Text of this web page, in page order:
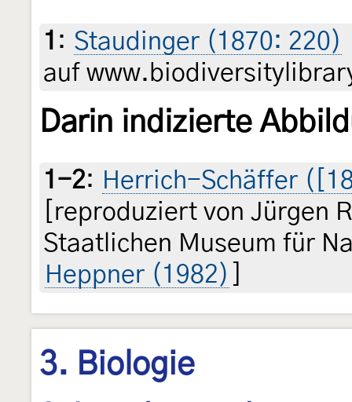
1 : Staudinger (1870: 220)
auf
Darin indizierte
1-2: Herrich-Schäffer
[reproduziert von Jürgen
Staatlichen Museum für
Heppner (1982)
3. Biologie